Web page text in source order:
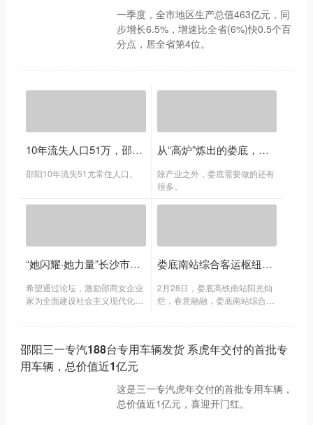
一季度，全市地区生产总值463亿元，同
步增长6.5%，增速比全省(6%)快0.5个百
分点，居全省第4位。
10年流失人口51万，邵阳为什么留不住人？
邵阳10年流失51尤常住人口。
从“高炉”炼出的娄底，要如何转身？
除产业之外，娄底需要做的还有
很多。
“她闪耀·她力量”长沙市邵阳商会举办第二届女企业家论坛暨惊艳时光风尚大典
希望通过论坛，激励邵商女企业
家为全面建设社会主义现代化国
娄底南站综合客运枢纽项目奠基仪式举行
2月28日，娄底高铁南站阳光灿
烂，春意融融，娄底南站综合客
邵阳三一专汽188台专用车辆发货 系虎年交付的首批专
用车辆，总价值近1亿元
这是三一专汽虎年交付的首批专用车辆，
总价值近1亿元，喜迎开门红。